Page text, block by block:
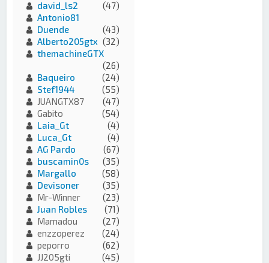
david_ls2
(47)
Antonio81
Duende
(43)
Alberto205gtx (32)
themachineGTX
(26)
Baqueiro
(24)
Stef1944
(55)
JUANGTX87
(47)
Gabito
(54)
Laia_Gt
(4)
Luca_Gt
(4)
AG Pardo
(67)
buscamin0s
(35)
Margallo
(58)
Devisoner
(35)
Mr-Winner
(23)
Juan Robles
(71)
Mamadou
(27)
enzzoperez
(24)
peporro
(62)
JJ205gti
(45)